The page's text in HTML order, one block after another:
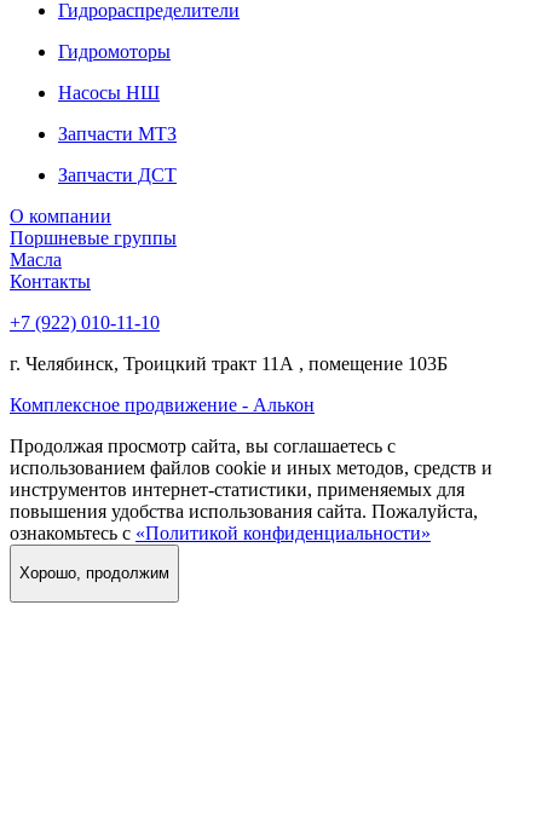
Гидрораспределители
Гидромоторы
Насосы НШ
Запчасти МТЗ
Запчасти ДСТ
О компании
Поршневые группы
Масла
Контакты
+7 (922) 010-11-10
г. Челябинск, Троицкий тракт 11А , помещение 103Б
Комплексное продвижение - Алькон
Продолжая просмотр сайта, вы соглашаетесь с
использованием файлов cookie и иных методов, средств и
инструментов интернет-статистики, применяемых для
повышения удобства использования сайта. Пожалуйста,
ознакомьтесь с «Политикой конфиденциальности»
Хорошо, продолжим